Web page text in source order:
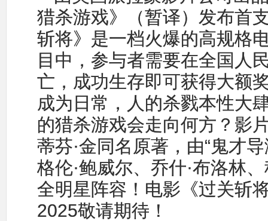
猎杀游戏》（暂译）发布首
斩将》是一档火爆的高规格
目中，参与者需要在全国人
亡，成功生存即可获得大额
成为日常，人的杀戮本性大
的猎杀游戏会走向何方？影
蒂芬·金同名原著，由“鬼才
格伦·鲍威尔、乔什·布洛林
全明星阵容！电影《过关斩
2025敬请期待！